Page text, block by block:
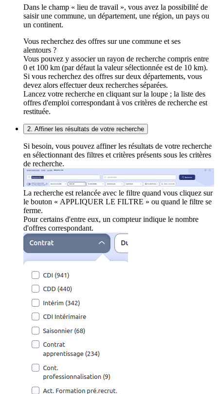
Dans le champ « lieu de travail », vous avez la possibilité de
saisir une commune, un département, une région, un pays ou
un continent.
Vous recherchez des offres sur une commune et ses
alentours ?
Vous pouvez y associer un rayon de recherche compris entre
0 et 100 km (par défaut la valeur sélectionnée est de 10 km).
Si vous recherchez des offres sur deux départements, vous
devez alors effectuer deux recherches séparées.
Lancez votre recherche en cliquant sur la loupe ; la liste des
offres d'emploi correspondant à vos critères de recherche est
restituée.
2. Affiner les résultats de votre recherche
Si besoin, vous pouvez affiner les résultats de votre recherche
en sélectionnant des filtres et critères présents sous les critères
de recherche.
La recherche est relancée avec le filtre quand vous cliquez sur
le bouton « APPLIQUER LE FILTRE » ou quand le filtre se
ferme.
Pour certains d'entre eux, un compteur indique le nombre
d'offres correspondant.